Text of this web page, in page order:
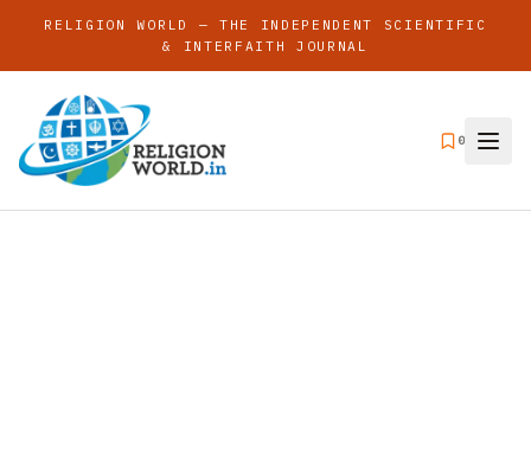
RELIGION WORLD — THE INDEPENDENT SCIENTIFIC
& INTERFAITH JOURNAL
0